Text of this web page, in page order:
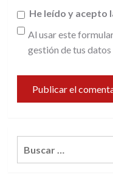
He leído y acepto
Al usar este
gestión de tus